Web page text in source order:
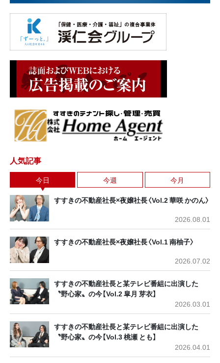
人気記事
今日 今週 今月
すすきの不動産社長×夜嬢社長〈Vol.2 華咲 かのん〉
2026.08.01
すすきの不動産社長×夜嬢社長〈Vol.1 南柚子〉
2026.07.02
すすきの不動産社長と某テレビ番組に出演した
〝野心家〟の今【Vol.2 皐月 芽衣】
2026.03.01
すすきの不動産社長と某テレビ番組に出演した
〝野心家〟の今【Vol.3 桃瀬 とも】
2026.04.01